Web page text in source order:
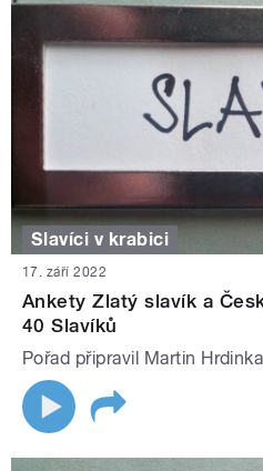
Slavíci v krabici
17. září 2022
Ankety Zlatý slavík a
40 Slavíků
Pořad připravil Martin